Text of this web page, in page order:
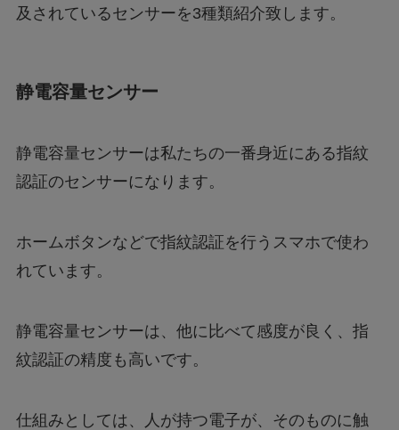
及されているセンサーを3種類紹介致します。
静電容量センサー
静電容量センサーは私たちの一番身近にある指紋
認証のセンサーになります。
ホームボタンなどで指紋認証を行うスマホで使わ
れています。
静電容量センサーは、他に比べて感度が良く、指
紋認証の精度も高いです。
仕組みとしては、人が持つ電子が、そのものに触